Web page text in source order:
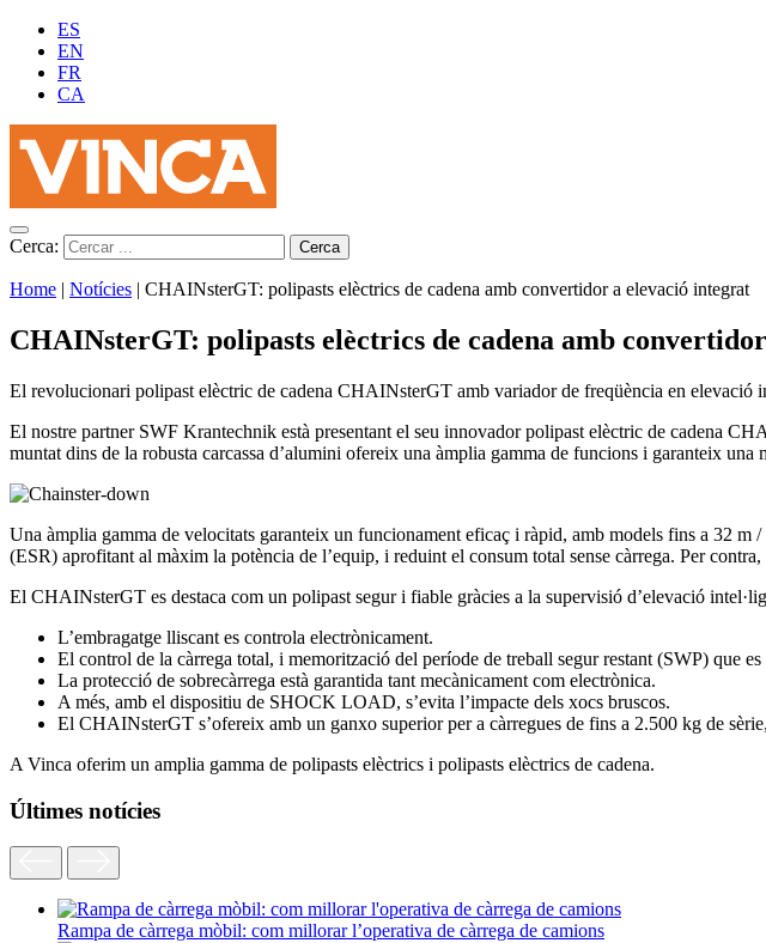
ES
EN
FR
CA
Cerca:
Home | Notícies | CHAINsterGT: polipasts elèctrics de cadena amb convertidor a elevació integrat
CHAINsterGT: polipasts elèctrics de cadena amb
El revolucionari polipast elèctric de cadena CHAINsterGT amb variador de freqüència en elevació
El nostre partner SWF Krantechnik està presentant el seu innovador polipast elèctric de cadena
muntat dins de la robusta carcassa d’alumini ofereix una àmplia gamma de funcions i garanteix una
Una àmplia gamma de velocitats garanteix un funcionament eficaç i ràpid, amb models fins a 32
(ESR) aprofitant al màxim la potència de l’equip, i reduint el consum total sense càrrega. Per
El CHAINsterGT es destaca com un polipast segur i fiable gràcies a la supervisió d’elevació
L’embragatge lliscant es controla electrònicament.
El control de la càrrega total, i memorització del període de treball segur restant (SWP) que
La protecció de sobrecàrrega està garantida tant mecànicament com electrònica.
A més, amb el dispositiu de SHOCK LOAD, s’evita l’impacte dels xocs bruscos.
El CHAINsterGT s’ofereix amb un ganxo superior per a càrregues de fins a 2.500 kg de
A Vinca oferim un amplia gamma de polipasts elèctrics i polipasts elèctrics de cadena.
Últimes notícies
Rampa de càrrega mòbil: com millorar l’operativa de càrrega de camions